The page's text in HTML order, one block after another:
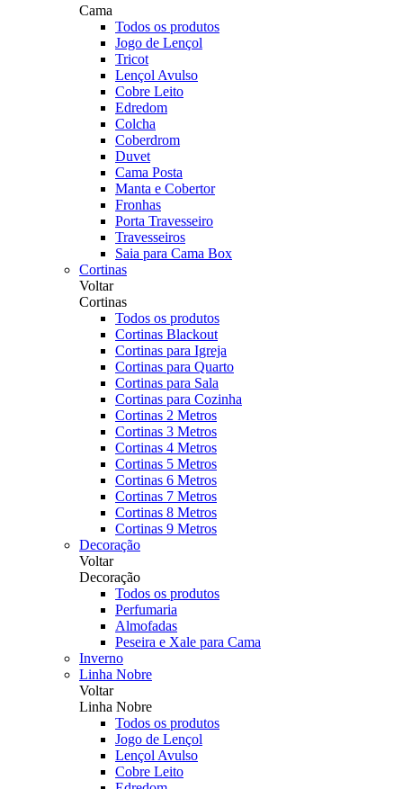
Cama
Todos os produtos
Jogo de Lençol
Tricot
Lençol Avulso
Cobre Leito
Edredom
Colcha
Coberdrom
Duvet
Cama Posta
Manta e Cobertor
Fronhas
Porta Travesseiro
Travesseiros
Saia para Cama Box
Cortinas
Voltar
Cortinas
Todos os produtos
Cortinas Blackout
Cortinas para Igreja
Cortinas para Quarto
Cortinas para Sala
Cortinas para Cozinha
Cortinas 2 Metros
Cortinas 3 Metros
Cortinas 4 Metros
Cortinas 5 Metros
Cortinas 6 Metros
Cortinas 7 Metros
Cortinas 8 Metros
Cortinas 9 Metros
Decoração
Voltar
Decoração
Todos os produtos
Perfumaria
Almofadas
Peseira e Xale para Cama
Inverno
Linha Nobre
Voltar
Linha Nobre
Todos os produtos
Jogo de Lençol
Lençol Avulso
Cobre Leito